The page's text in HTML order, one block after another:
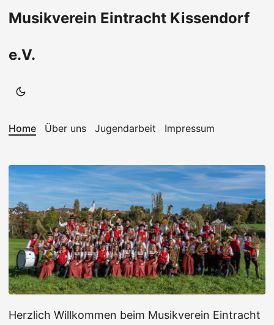
Musikverein Eintracht Kissendorf
e.V.
Home Über uns Jugendarbeit Impressum
Herzlich Willkommen beim Musikverein Eintracht